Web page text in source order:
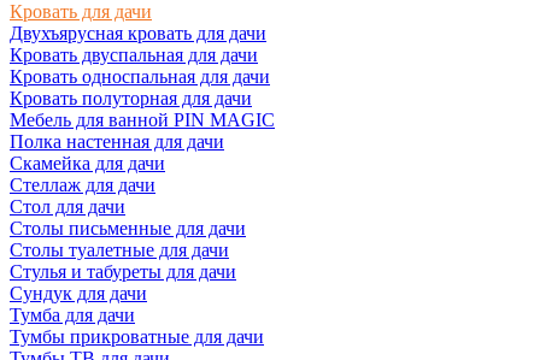
Кровать для дачи
Двухъярусная кровать для дачи
Кровать двуспальная для дачи
Кровать односпальная для дачи
Кровать полуторная для дачи
Мебель для ванной PIN MAGIC
Полка настенная для дачи
Скамейка для дачи
Стеллаж для дачи
Стол для дачи
Столы письменные для дачи
Столы туалетные для дачи
Стулья и табуреты для дачи
Сундук для дачи
Тумба для дачи
Тумбы прикроватные для дачи